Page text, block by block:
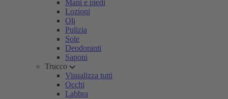
Mani e piedi
Lozioni
Oli
Pulizia
Sole
Deodoranti
Saponi
Trucco
Visualizza tutti
Occhi
Labbra